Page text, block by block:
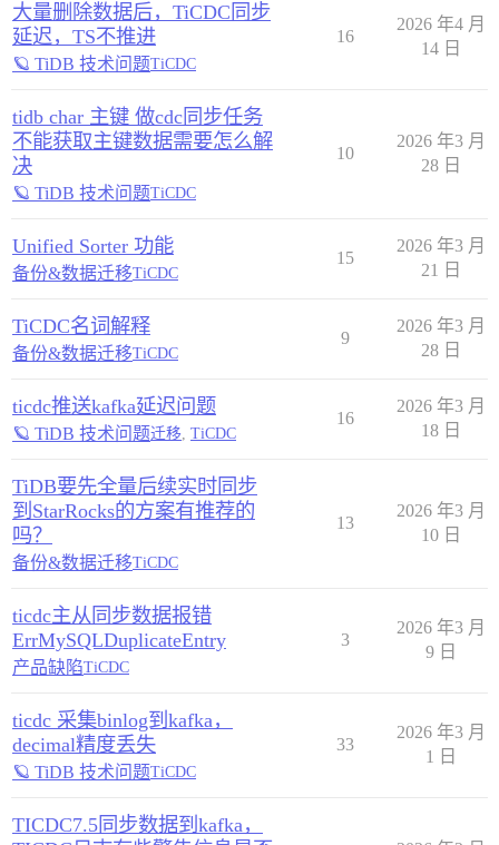
大量删除数据后，TiCDC同步
延迟，TS不推进
🪐 TiDB 技术问题TiCDC
16
2026 年4 月
14 日
tidb char 主键 做cdc同步任务
不能获取主键数据需要怎么解
决
🪐 TiDB 技术问题TiCDC
10
2026 年3 月
28 日
Unified Sorter 功能
备份&数据迁移TiCDC
15
2026 年3 月
21 日
TiCDC名词解释
备份&数据迁移TiCDC
9
2026 年3 月
28 日
ticdc推送kafka延迟问题
🪐 TiDB 技术问题迁移 TiCDC
16
2026 年3 月
18 日
TiDB要先全量后续实时同步
到StarRocks的方案有推荐的
吗？
备份&数据迁移TiCDC
13
2026 年3 月
10 日
ticdc主从同步数据报错
ErrMySQLDuplicateEntry
产品缺陷TiCDC
3
2026 年3 月
9 日
ticdc 采集binlog到kafka，
decimal精度丢失
🪐 TiDB 技术问题TiCDC
33
2026 年3 月
1 日
TICDC7.5同步数据到kafka，